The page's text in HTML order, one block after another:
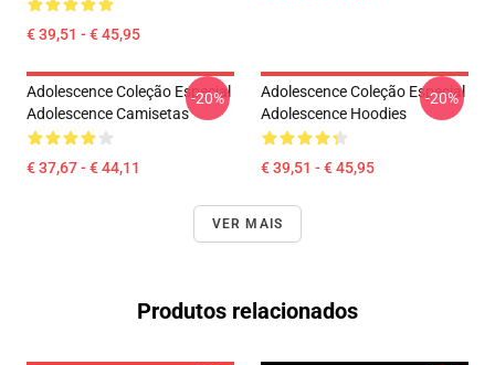
€ 39,51 - € 45,95
Adolescence Coleção Especial
Adolescence Camisetas
€ 37,67 - € 44,11
-20%
Adolescence Coleção Especial
Adolescence Hoodies
€ 39,51 - € 45,95
-20%
VER MAIS
Produtos relacionados